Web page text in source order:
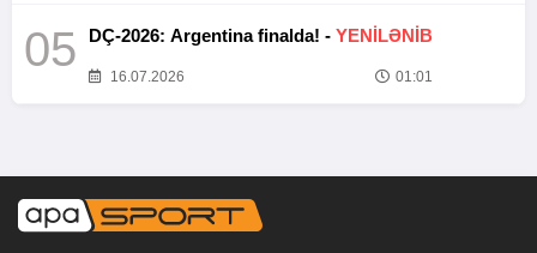
05 DÇ-2026: Argentina finalda! - YENİLƏNİB
16.07.2026 01:01